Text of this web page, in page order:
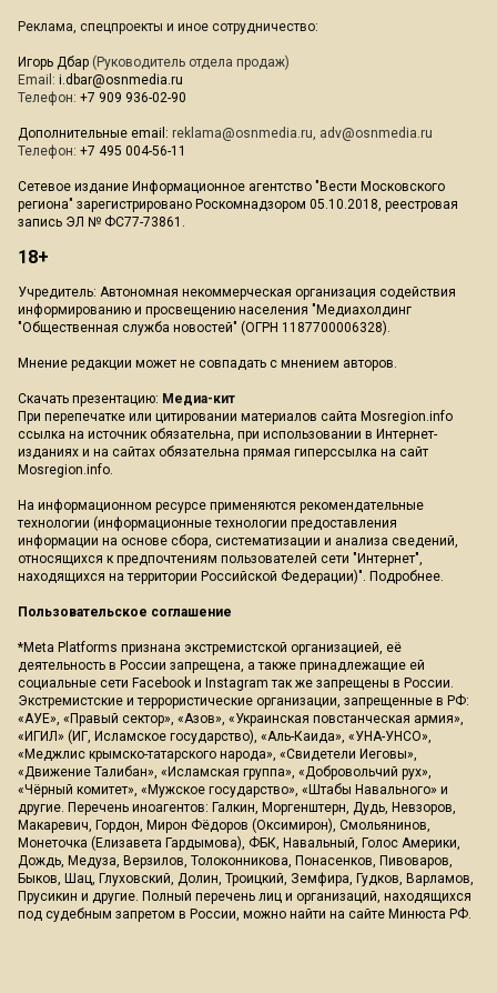
Реклама, спецпроекты и иное сотрудничество:
Игорь Дбар (Руководитель отдела продаж)
Email: i.dbar@osnmedia.ru
Телефон: +7 909 936-02-90
Дополнительные email: reklama@osnmedia.ru, adv@osnmedia.ru
Телефон: +7 495 004-56-11
Сетевое издание Информационное агентство "Вести Московского
региона" зарегистрировано Роскомнадзором 05.10.2018, реестровая
запись ЭЛ № ФС77-73861.
18+
Учредитель: Автономная некоммерческая организация содействия
информированию и просвещению населения "Медиахолдинг
"Общественная служба новостей" (ОГРН 1187700006328).
Мнение редакции может не совпадать с мнением авторов.
Скачать презентацию: Медиа-кит
При перепечатке или цитировании материалов сайта Mosregion.info
ссылка на источник обязательна, при использовании в Интернет-
изданиях и на сайтах обязательна прямая гиперссылка на сайт
Mosregion.info.
На информационном ресурсе применяются рекомендательные
технологии (информационные технологии предоставления
информации на основе сбора, систематизации и анализа сведений,
относящихся к предпочтениям пользователей сети "Интернет",
находящихся на территории Российской Федерации)". Подробнее.
Пользовательское соглашение
*Meta Platforms признана экстремистской организацией, её
деятельность в России запрещена, а также принадлежащие ей
социальные сети Facebook и Instagram так же запрещены в России.
Экстремистские и террористические организации, запрещенные в РФ:
«АУЕ», «Правый сектор», «Азов», «Украинская повстанческая армия»,
«ИГИЛ» (ИГ, Исламское государство), «Аль-Каида», «УНА-УНСО»,
«Меджлис крымско-татарского народа», «Свидетели Иеговы»,
«Движение Талибан», «Исламская группа», «Добровольчий рух»,
«Чёрный комитет», «Мужское государство», «Штабы Навального» и
другие. Перечень иноагентов: Галкин, Моргенштерн, Дудь, Невзоров,
Макаревич, Гордон, Мирон Фёдоров (Оксимирон), Смольянинов,
Монеточка (Елизавета Гардымова), ФБК, Навальный, Голос Америки,
Дождь, Медуза, Верзилов, Толоконникова, Понасенков, Пивоваров,
Быков, Шац, Глуховский, Долин, Троицкий, Земфира, Гудков, Варламов,
Прусикин и другие. Полный перечень лиц и организаций, находящихся
под судебным запретом в России, можно найти на сайте Минюста РФ.